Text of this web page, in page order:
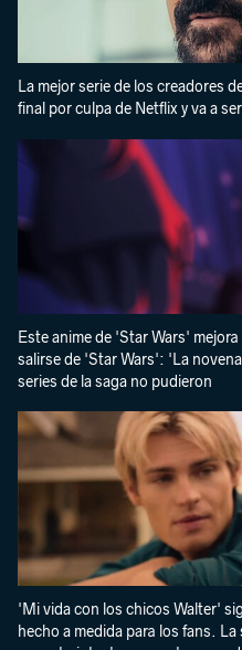
La mejor serie de los creadores
final por culpa de Netflix y va a
Este anime de 'Star Wars'
salirse de 'Star Wars': 'La
series de la saga no pudieron
'Mi vida con los chicos Walter'
hecho a medida para los fans.